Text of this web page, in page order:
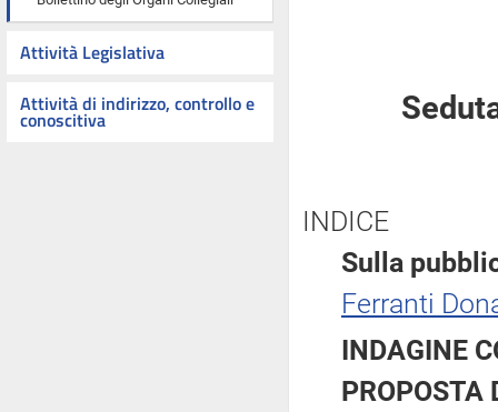
Attività Legislativa
Attività di indirizzo, controllo e
conoscitiva
INDICE
Sulla
Ferranti
INDAGINE
PROPOSTA